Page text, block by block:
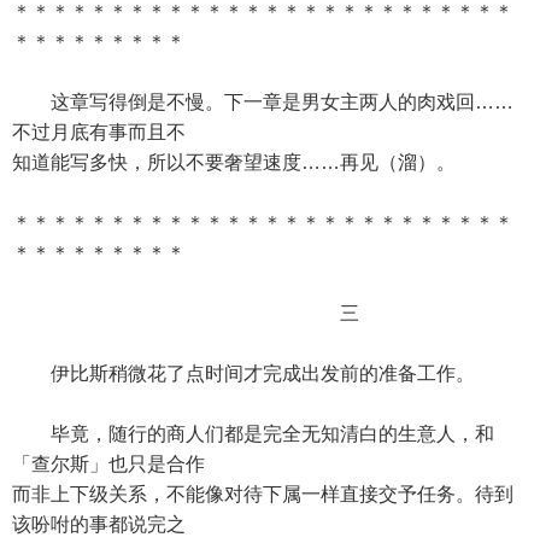
＊＊＊＊＊＊＊＊＊＊＊＊＊＊＊＊＊＊＊＊＊＊＊＊＊＊
＊＊＊＊＊＊＊＊＊
这章写得倒是不慢。下一章是男女主两人的肉戏回……
不过月底有事而且不
知道能写多快，所以不要奢望速度……再见（溜）。
＊＊＊＊＊＊＊＊＊＊＊＊＊＊＊＊＊＊＊＊＊＊＊＊＊＊
＊＊＊＊＊＊＊＊＊
三
伊比斯稍微花了点时间才完成出发前的准备工作。
毕竟，随行的商人们都是完全无知清白的生意人，和
「查尔斯」也只是合作
而非上下级关系，不能像对待下属一样直接交予任务。待到
该吩咐的事都说完之